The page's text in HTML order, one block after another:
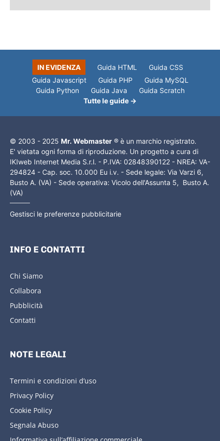
IN EVIDENZA Guida HTML
Guida CSS
Guida Javascript
Guida PHP
Guida MySQL
Guida Python
Guida Java
Guida Scratch
Tutte le guide →
© 2003 - 2025 Mr. Webmaster ® è un marchio registrato.
E' vietata ogni forma di riproduzione. Un progetto a cura di
IKIweb Internet Media S.r.l. - P.IVA: 02848390122 - NREA: VA-
294824 - Cap. soc. 10.000 Eu i.v. - Sede legale: Via Varzi 6,
Busto A. (VA) - Sede operativa: Vicolo dell'Assunta 5, Busto A.
(VA)
Gestisci le preferenze pubblicitarie
INFO E CONTATTI
Chi Siamo
Collabora
Pubblicità
Contatti
NOTE LEGALI
Termini e condizioni d’uso
Privacy Policy
Cookie Policy
Segnala Abuso